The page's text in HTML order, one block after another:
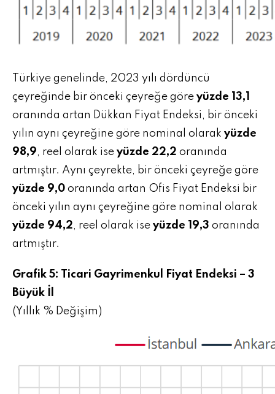
Türkiye genelinde, 2023 yılı dördüncü
çeyreğinde bir önceki çeyreğe göre yüzde 13,1
oranında artan Dükkan Fiyat Endeksi, bir önceki
yılın aynı çeyreğine göre nominal olarak yüzde
98,9, reel olarak ise yüzde 22,2 oranında
artmıştır. Aynı çeyrekte, bir önceki çeyreğe göre
yüzde 9,0 oranında artan Ofis Fiyat Endeksi bir
önceki yılın aynı çeyreğine göre nominal olarak
yüzde 94,2, reel olarak ise yüzde 19,3 oranında
artmıştır.
Grafik 5: Ticari Gayrimenkul Fiyat Endeksi – 3
Büyük İl
(Yıllık % Değişim)